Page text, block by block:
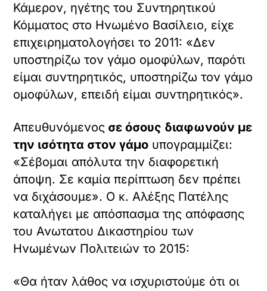
Κάμερον, ηγέτης του Συντηρητικού
Κόμματος στο Ηνωμένο Βασίλειο, είχε
επιχειρηματολογήσει το 2011: «Δεν
υποστηρίζω τον γάμο ομοφύλων, παρότι
είμαι συντηρητικός, υποστηρίζω τον γάμο
ομοφύλων, επειδή είμαι συντηρητικός».
Απευθυνόμενος σε όσους διαφωνούν με
την ισότητα στον γάμο υπογραμμίζει:
«Σέβομαι απόλυτα την διαφορετική
άποψη. Σε καμία περίπτωση δεν πρέπει
να διχάσουμε». Ο κ. Αλέξης Πατέλης
καταλήγει με απόσπασμα της απόφασης
του Ανωτατου Δικαστηρίου των
Ηνωμένων Πολιτειών το 2015:
«Θα ήταν λάθος να ισχυριστούμε ότι οι